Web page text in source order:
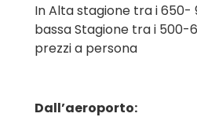
In Alta stagione tra i 650-
bassa Stagione tra i
prezzi a persona
Dall’aeroporto: